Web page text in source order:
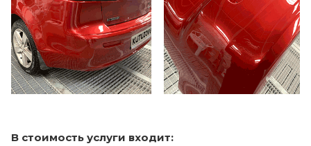
В стоимость услуги входит: